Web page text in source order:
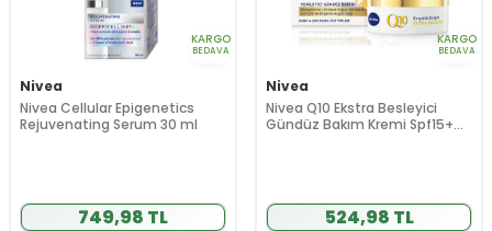
KARGO
BEDAVA
Nivea
Nivea Cellular Epigenetics
Rejuvenating Serum 30 ml
749,98 TL
KARGO
BEDAVA
Nivea
Nivea Q10 Ekstra Besleyici
Gündüz Bakım Kremi Spf15+
524,98 TL